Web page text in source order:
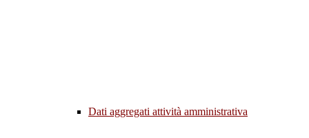
Dati aggregati attività amministrativa